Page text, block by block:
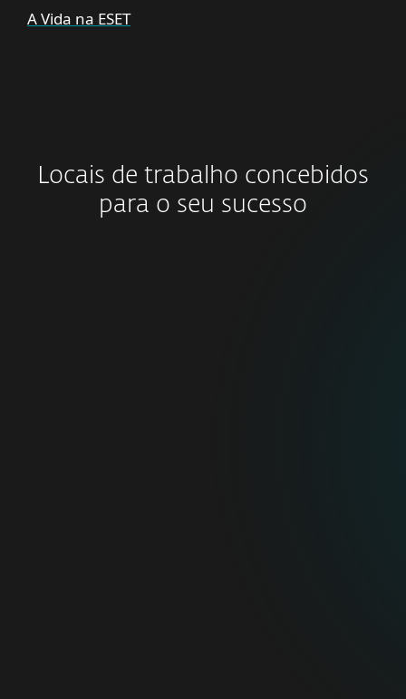
A Vida na ESET
Locais de trabalho concebidos
para o seu sucesso